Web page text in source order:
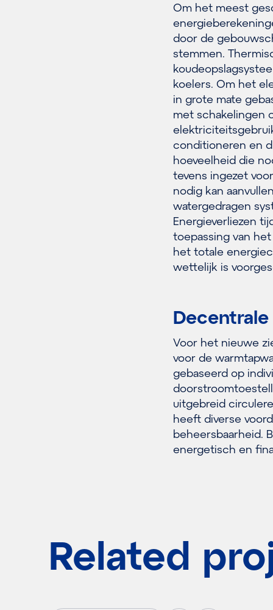
Om het meest
door de
stemmen.
koelers. Om het
in grote mate
met schakelingen
conditioneren en
hoeveelheid die
tevens ingezet
nodig kan
watergedragen
Energieverliezen
toepassing van
het totale
wettelijk is
Voor het nieuwe
voor de
gebaseerd op
uitgebreid
heeft diverse
beheersbaarheid.
energetisch en
Related